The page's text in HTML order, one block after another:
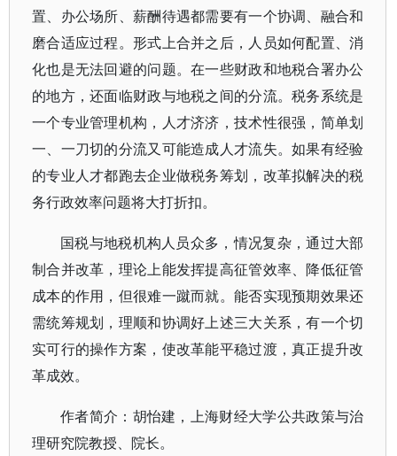
置、办公场所、薪酬待遇都需要有一个协调、融合和
磨合适应过程。形式上合并之后，人员如何配置、消
化也是无法回避的问题。在一些财政和地税合署办公
的地方，还面临财政与地税之间的分流。税务系统是
一个专业管理机构，人才济济，技术性很强，简单划
一、一刀切的分流又可能造成人才流失。如果有经验
的专业人才都跑去企业做税务筹划，改革拟解决的税
务行政效率问题将大打折扣。
国税与地税机构人员众多，情况复杂，通过大部
制合并改革，理论上能发挥提高征管效率、降低征管
成本的作用，但很难一蹴而就。能否实现预期效果还
需统筹规划，理顺和协调好上述三大关系，有一个切
实可行的操作方案，使改革能平稳过渡，真正提升改
革成效。
作者简介：胡怡建，上海财经大学公共政策与治
理研究院教授、院长。